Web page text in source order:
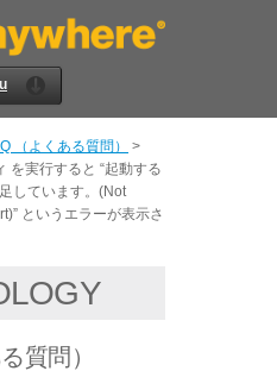
（よくある質問）
>
を実行すると “起動する
しています。(Not
というエラーが表示さ
質問）